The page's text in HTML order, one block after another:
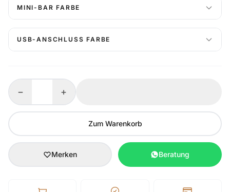
MINI-BAR FARBE
USB-ANSCHLUSS FARBE
− +
Zum Warenkorb
Merken Beratung